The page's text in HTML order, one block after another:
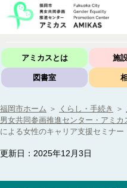
アミカスとは 施
図書室
福岡市ホーム ＞ くらし・手続き ＞
男女共同参画推進センター・アミカ
による女性のキャリア支援セミナー
更新日：2025年12月3日